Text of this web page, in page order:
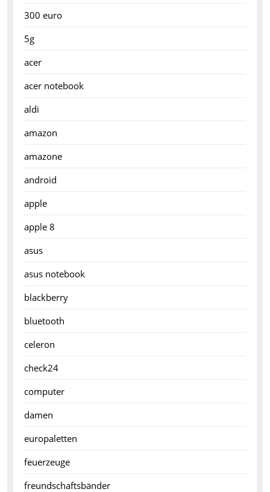
300 euro
5g
acer
acer notebook
aldi
amazon
amazone
android
apple
apple 8
asus
asus notebook
blackberry
bluetooth
celeron
check24
computer
damen
europaletten
feuerzeuge
freundschaftsbänder